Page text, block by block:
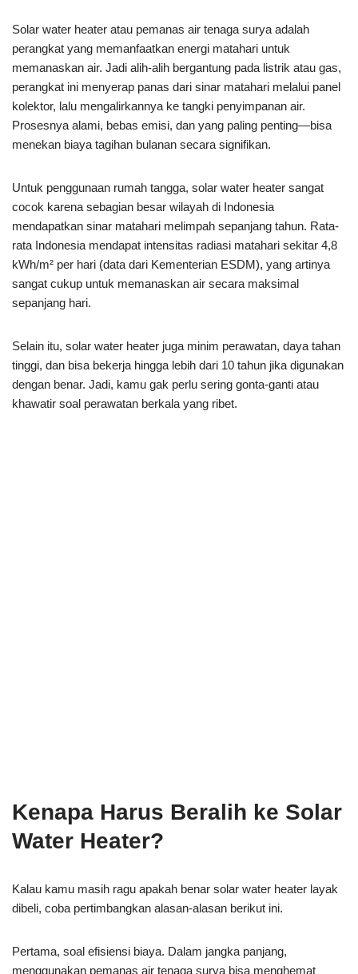
Solar water heater atau pemanas air tenaga surya adalah
perangkat yang memanfaatkan energi matahari untuk
memanaskan air. Jadi alih-alih bergantung pada listrik atau gas,
perangkat ini menyerap panas dari sinar matahari melalui panel
kolektor, lalu mengalirkannya ke tangki penyimpanan air.
Prosesnya alami, bebas emisi, dan yang paling penting—bisa
menekan biaya tagihan bulanan secara signifikan.
Untuk penggunaan rumah tangga, solar water heater sangat
cocok karena sebagian besar wilayah di Indonesia
mendapatkan sinar matahari melimpah sepanjang tahun. Rata-
rata Indonesia mendapat intensitas radiasi matahari sekitar 4,8
kWh/m² per hari (data dari Kementerian ESDM), yang artinya
sangat cukup untuk memanaskan air secara maksimal
sepanjang hari.
Selain itu, solar water heater juga minim perawatan, daya tahan
tinggi, dan bisa bekerja hingga lebih dari 10 tahun jika digunakan
dengan benar. Jadi, kamu gak perlu sering gonta-ganti atau
khawatir soal perawatan berkala yang ribet.
Kenapa Harus Beralih ke Solar
Water Heater?
Kalau kamu masih ragu apakah benar solar water heater layak
dibeli, coba pertimbangkan alasan-alasan berikut ini.
Pertama, soal efisiensi biaya. Dalam jangka panjang,
menggunakan pemanas air tenaga surya bisa menghemat